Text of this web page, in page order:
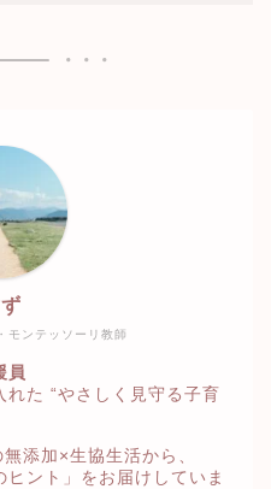
モンテッソーリ教師
員
た “やさしく見守る子育
添加×生協生活から、
ヒント」をお届けしていま